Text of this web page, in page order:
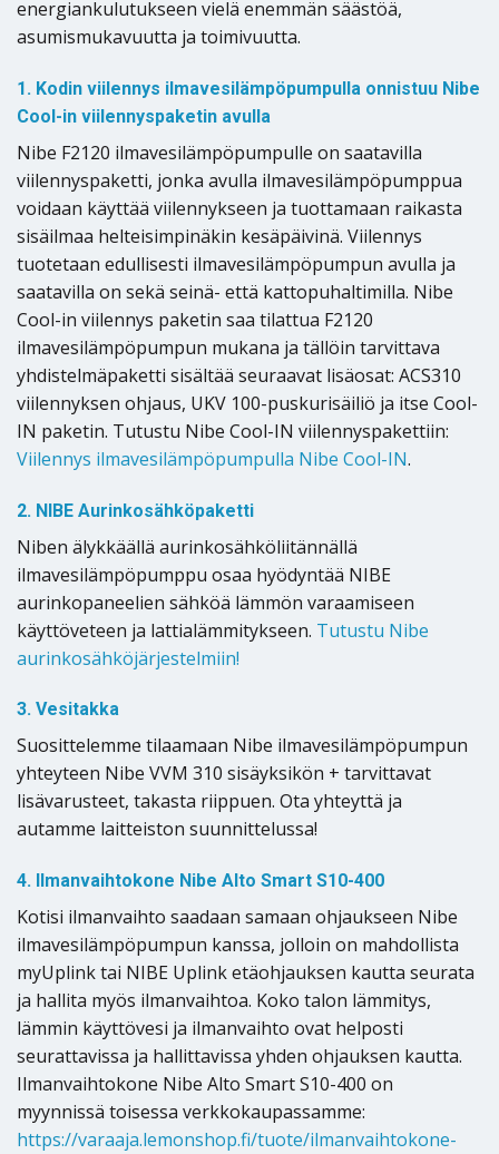
energiankulutukseen vielä enemmän säästöä,
asumismukavuutta ja toimivuutta.
1. Kodin viilennys ilmavesilämpöpumpulla onnistuu Nibe
Cool-in viilennyspaketin avulla
Nibe F2120 ilmavesilämpöpumpulle on saatavilla
viilennyspaketti, jonka avulla ilmavesilämpöpumppua
voidaan käyttää viilennykseen ja tuottamaan raikasta
sisäilmaa helteisimpinäkin kesäpäivinä. Viilennys
tuotetaan edullisesti ilmavesilämpöpumpun avulla ja
saatavilla on sekä seinä- että kattopuhaltimilla. Nibe
Cool-in viilennys paketin saa tilattua F2120
ilmavesilämpöpumpun mukana ja tällöin tarvittava
yhdistelmäpaketti sisältää seuraavat lisäosat: ACS310
viilennyksen ohjaus, UKV 100-puskurisäiliö ja itse Cool-
IN paketin. Tutustu Nibe Cool-IN viilennyspakettiin:
Viilennys ilmavesilämpöpumpulla Nibe Cool-IN.
2. NIBE Aurinkosähköpaketti
Niben älykkäällä aurinkosähköliitännällä
ilmavesilämpöpumppu osaa hyödyntää NIBE
aurinkopaneelien sähköä lämmön varaamiseen
käyttöveteen ja lattialämmitykseen. Tutustu Nibe
aurinkosähköjärjestelmiin!
3. Vesitakka
Suosittelemme tilaamaan Nibe ilmavesilämpöpumpun
yhteyteen Nibe VVM 310 sisäyksikön + tarvittavat
lisävarusteet, takasta riippuen. Ota yhteyttä ja
autamme laitteiston suunnittelussa!
4. Ilmanvaihtokone Nibe Alto Smart S10-400
Kotisi ilmanvaihto saadaan samaan ohjaukseen Nibe
ilmavesilämpöpumpun kanssa, jolloin on mahdollista
myUplink tai NIBE Uplink etäohjauksen kautta seurata
ja hallita myös ilmanvaihtoa. Koko talon lämmitys,
lämmin käyttövesi ja ilmanvaihto ovat helposti
seurattavissa ja hallittavissa yhden ohjauksen kautta.
Ilmanvaihtokone Nibe Alto Smart S10-400 on
myynnissä toisessa verkkokaupassamme:
https://varaaja.lemonshop.fi/tuote/ilmanvaihtokone-